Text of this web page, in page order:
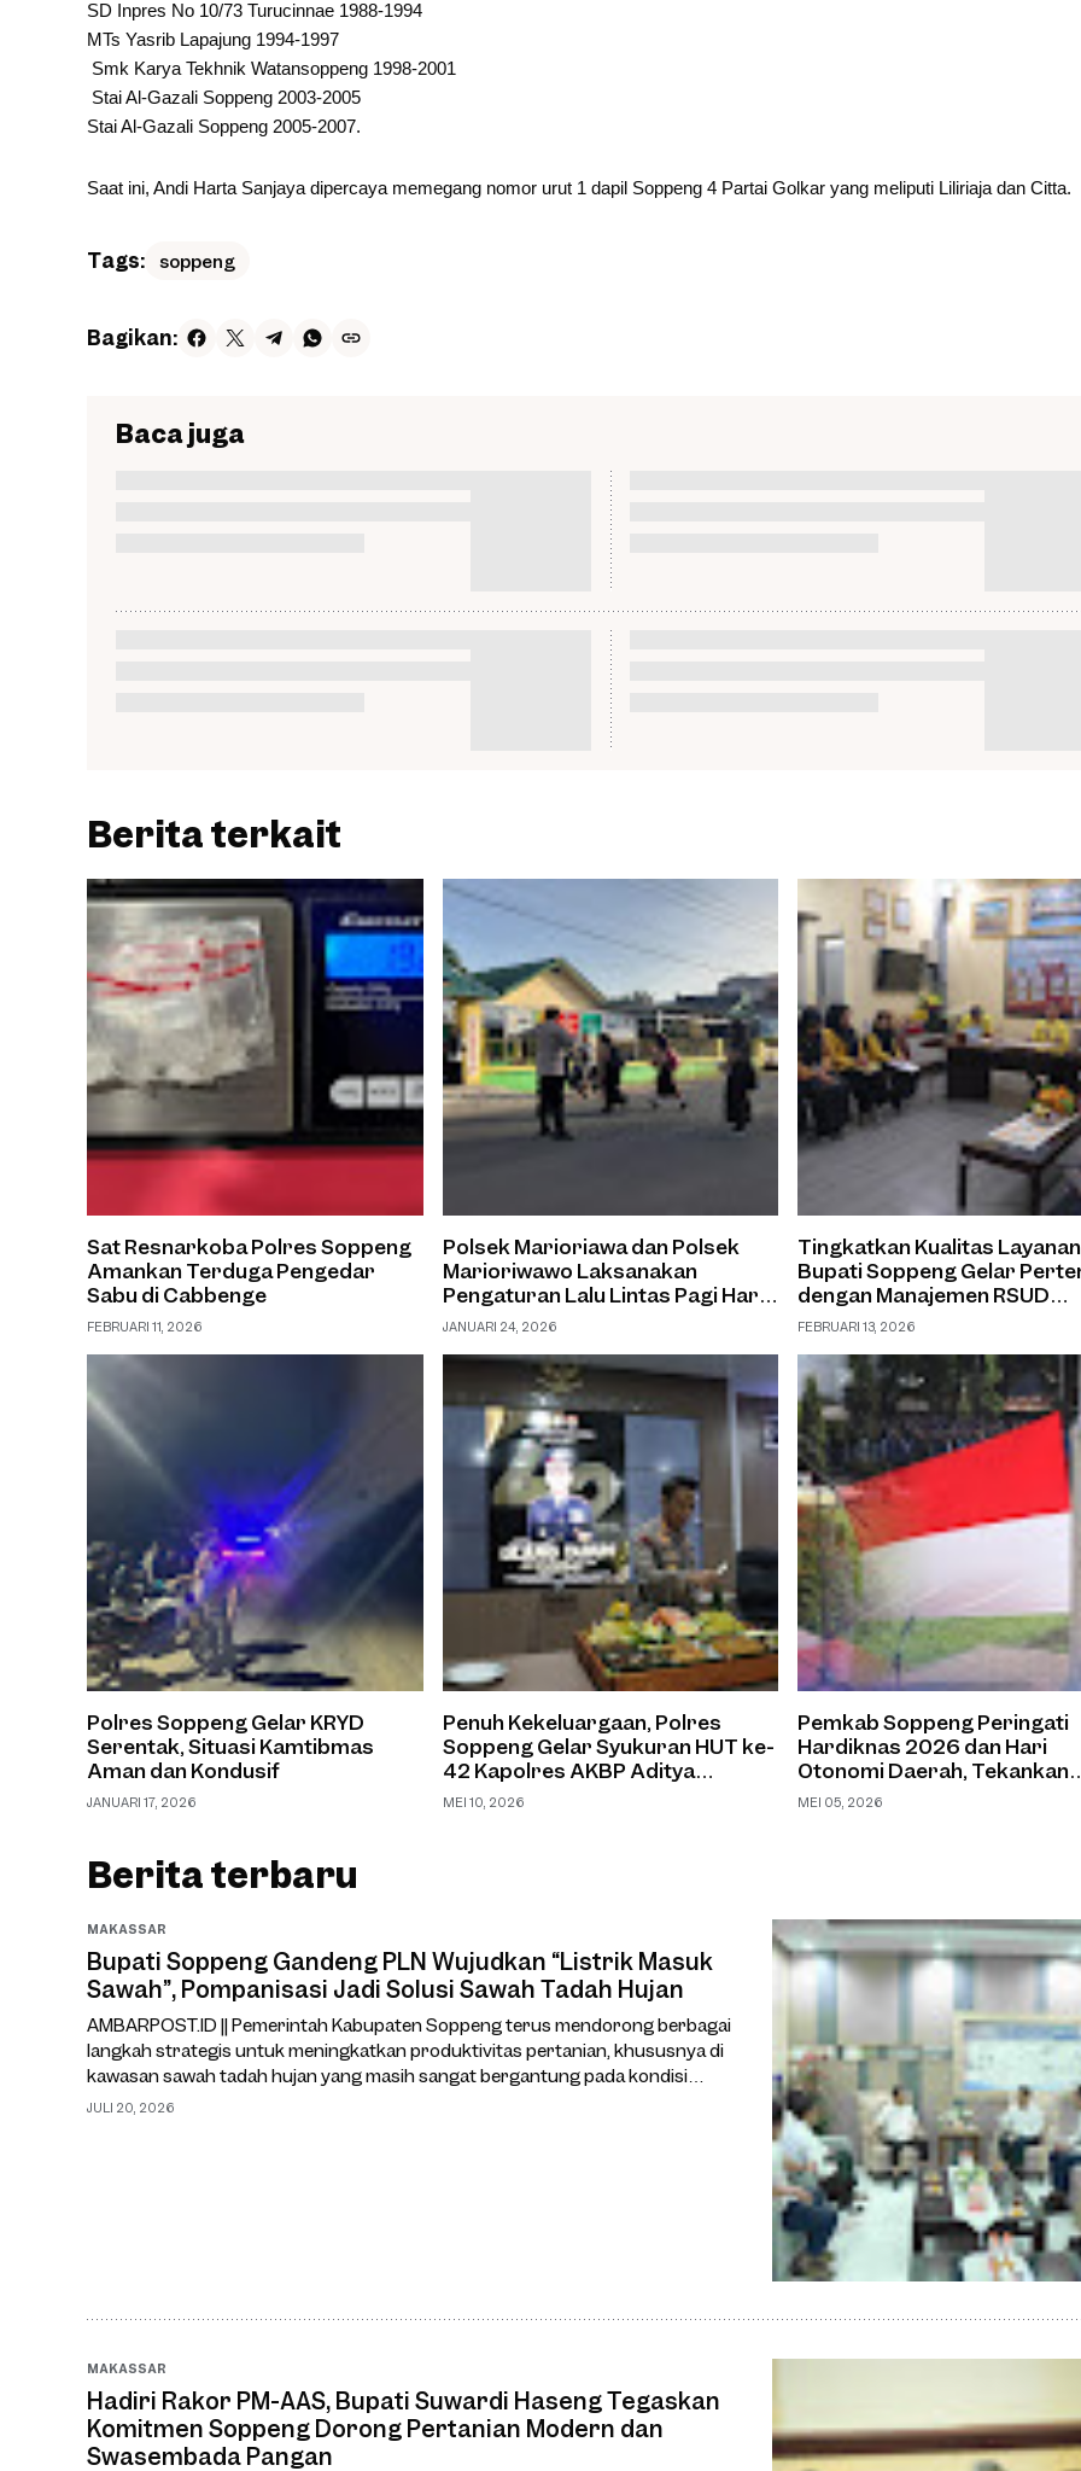
SD Inpres No 10/73 Turucinnae 1988-1994
MTs Yasrib Lapajung 1994-1997
Smk Karya Tekhnik Watansoppeng 1998-2001
Stai Al-Gazali Soppeng 2003-2005
Stai Al-Gazali Soppeng 2005-2007.
Saat ini, Andi Harta Sanjaya dipercaya memegang nomor urut 1 dapil Soppeng 4 Partai Golkar yang meliputi Liliriaja dan Citta.
Tags: soppeng
Bagikan:
Baca juga
Berita terkait
Sat Resnarkoba Polres Soppeng
Amankan Terduga Pengedar
Sabu di Cabbenge
FEBRUARI 11, 2026
Polsek Marioriawa dan Polsek
Marioriwawo Laksanakan
Pengaturan Lalu Lintas Pagi Hari
Demi Keamanan Pengguna Jalan
JANUARI 24, 2026
Tingkatkan Kualitas
Bupati Soppeng Gelar
dengan Manajemen RSUD
Latemmamala
FEBRUARI 13, 2026
Polres Soppeng Gelar KRYD
Serentak, Situasi Kamtibmas
Aman dan Kondusif
JANUARI 17, 2026
Penuh Kekeluargaan, Polres
Soppeng Gelar Syukuran HUT ke-
42 Kapolres AKBP Aditya
Pradana
MEI 10, 2026
Pemkab Soppeng Peringati
Hardiknas 2026 dan Hari
Otonomi Daerah, Tekankan
Kolaborasi dan Peningkatan
Kualitas Pendidikan
MEI 05, 2026
Berita terbaru
MAKASSAR
Bupati Soppeng Gandeng PLN Wujudkan “Listrik Masuk
Sawah”, Pompanisasi Jadi Solusi Sawah Tadah Hujan
AMBARPOST.ID || Pemerintah Kabupaten Soppeng terus mendorong berbagai
langkah strategis untuk meningkatkan produktivitas pertanian, khususnya di
kawasan sawah tadah hujan yang masih sangat bergantung pada kondisi
cuaca.Salah satu upaya yang kini tengah dimatangkan adalah program “Listrik
JULI 20, 2026
MAKASSAR
Hadiri Rakor PM-AAS, Bupati Suwardi Haseng Tegaskan
Komitmen Soppeng Dorong Pertanian Modern dan
Swasembada Pangan